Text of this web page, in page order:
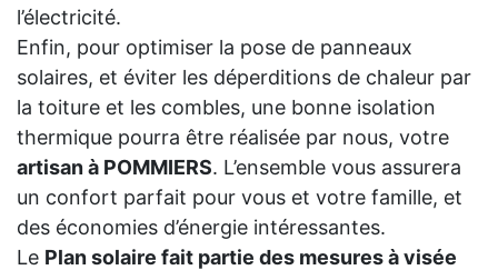
l’électricité.
Enfin, pour optimiser la pose de panneaux
solaires, et éviter les déperditions de chaleur par
la toiture et les combles, une bonne isolation
thermique pourra être réalisée par nous, votre
artisan à POMMIERS. L’ensemble vous assurera
un confort parfait pour vous et votre famille, et
des économies d’énergie intéressantes.
Le Plan solaire fait partie des mesures à visée